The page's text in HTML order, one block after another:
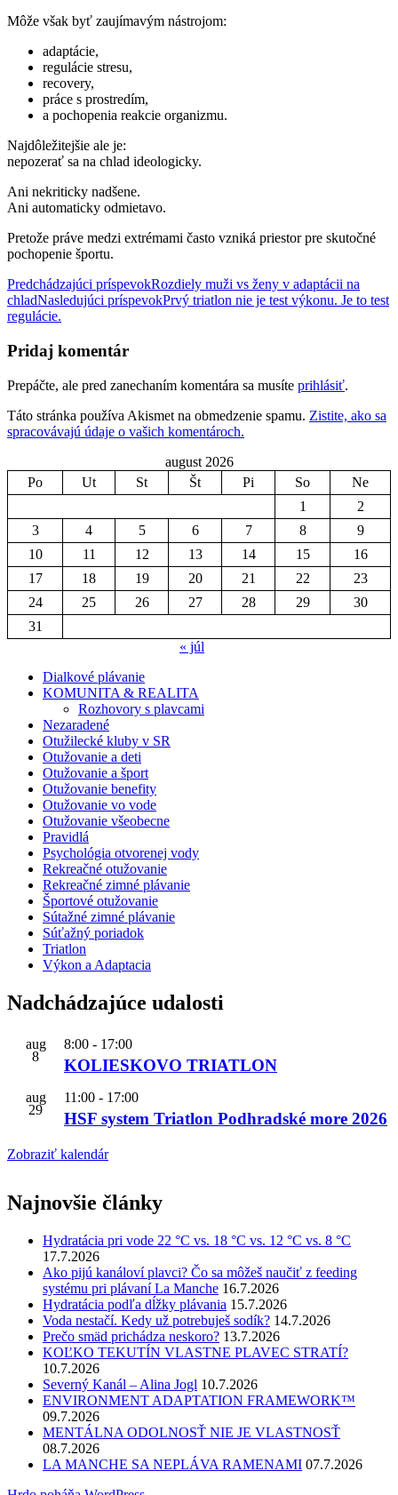
Môže však byť zaujímavým nástrojom:
adaptácie,
regulácie stresu,
recovery,
práce s prostredím,
a pochopenia reakcie organizmu.
Najdôležitejšie ale je:
nepozerať sa na chlad ideologicky.
Ani nekriticky nadšene.
Ani automaticky odmietavo.
Pretože práve medzi extrémami často vzniká priestor pre skutočné
pochopenie športu.
Navigácia
článkami
Predchádzajúci príspevokRozdiely muži vs ženy v adaptácii na
chladNasledujúci príspevokPrvý triatlon nie je test výkonu. Je to test
regulácie.
Pridaj komentár
Prepáčte, ale pred zanechaním komentára sa musíte prihlásiť.
Táto stránka používa Akismet na obmedzenie spamu. Zistite, ako sa
spracovávajú údaje o vašich komentároch.
august 2026
Po
Ut St Št Pi So
Ne
1
2
3
4 5 6 7 8
9
10
11 12 13 14 15
16
17
18 19 20 21 22
23
24
25 26 27 28 29
30
31
« júl
Dialkové plávanie
KOMUNITA & REALITA
Rozhovory s plavcami
Nezaradené
Otužilecké kluby v SR
Otužovanie a deti
Otužovanie a šport
Otužovanie benefity
Otužovanie vo vode
Otužovanie všeobecne
Pravidlá
Psychológia otvorenej vody
Rekreačné otužovanie
Rekreačné zimné plávanie
Športové otužovanie
Sútažné zimné plávanie
Súťažný poriadok
Triatlon
Výkon a Adaptacia
Nadchádzajúce udalosti
aug
8
8:00 - 17:00
KOLIESKOVO TRIATLON
aug
29
11:00 - 17:00
HSF system Triatlon Podhradské more 2026
Zobraziť kalendár
Najnovšie články
Hydratácia pri vode 22 °C vs. 18 °C vs. 12 °C vs. 8 °C
17.7.2026
Ako pijú kanáloví plavci? Čo sa môžeš naučiť z feeding
systému pri plávaní La Manche 16.7.2026
Hydratácia podľa dĺžky plávania 15.7.2026
Voda nestačí. Kedy už potrebuješ sodík? 14.7.2026
Prečo smäd prichádza neskoro? 13.7.2026
KOĽKO TEKUTÍN VLASTNE PLAVEC STRATÍ?
10.7.2026
Severný Kanál – Alina Jogl 10.7.2026
ENVIRONMENT ADAPTATION FRAMEWORK™
09.7.2026
MENTÁLNA ODOLNOSŤ NIE JE VLASTNOSŤ
08.7.2026
LA MANCHE SA NEPLÁVA RAMENAMI 07.7.2026